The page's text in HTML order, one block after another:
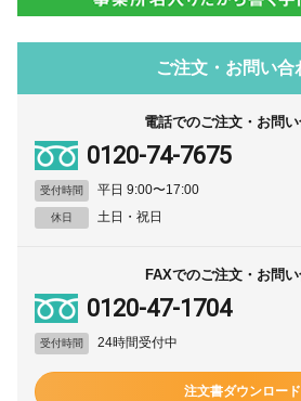
ご注文・お問い合
電話でのご注文・お問
0120-74-7675
受付時間 平日 9:00〜17:00
休日 土日・祝日
FAXでのご注文・お問
0120-47-1704
受付時間 24時間受付中
注文書ダウンロード